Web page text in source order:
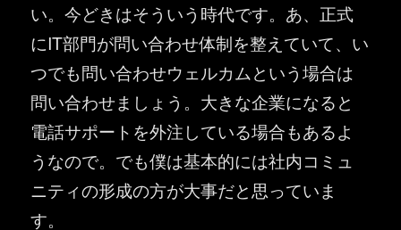
い。今どきはそういう時代です。あ、正式
にIT部門が問い合わせ体制を整えていて、い
つでも問い合わせウェルカムという場合は
問い合わせましょう。大きな企業になると
電話サポートを外注している場合もあるよ
うなので。でも僕は基本的には社内コミュ
ニティの形成の方が大事だと思っていま
す。